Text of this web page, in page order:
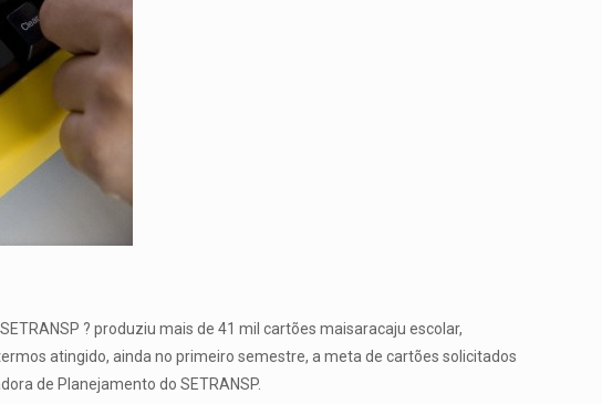
? produziu mais de 41 mil cartões maisaracaju escolar,
atingido, ainda no primeiro semestre, a meta de cartões solicitados
de Planejamento do SETRANSP.